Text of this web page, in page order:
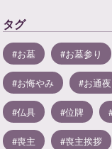
タグ
お墓 お墓参り
お悔やみ お通夜
仏具 位牌
喪主 喪主挨拶